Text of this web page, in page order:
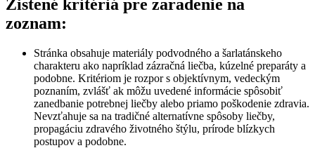
Zistené kritériá pre zaradenie na
zoznam:
Stránka obsahuje materiály podvodného a šarlatánskeho
charakteru ako napríklad zázračná liečba, kúzelné preparáty a
podobne. Kritériom je rozpor s objektívnym, vedeckým
poznaním, zvlášť ak môžu uvedené informácie spôsobiť
zanedbanie potrebnej liečby alebo priamo poškodenie zdravia.
Nevzťahuje sa na tradičné alternatívne spôsoby liečby,
propagáciu zdravého životného štýlu, prírode blízkych
postupov a podobne.